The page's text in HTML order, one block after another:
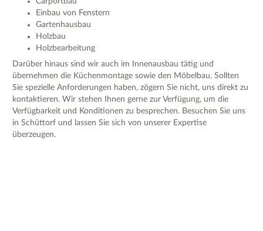
Einbau von Fenstern
Gartenhausbau
Holzbau
Holzbearbeitung
Darüber hinaus sind wir auch im Innenausbau tätig und
übernehmen die Küchenmontage sowie den Möbelbau. Sollten
Sie spezielle Anforderungen haben, zögern Sie nicht, uns direkt zu
kontaktieren. Wir stehen Ihnen gerne zur Verfügung, um die
Verfügbarkeit und Konditionen zu besprechen. Besuchen Sie uns
in Schüttorf und lassen Sie sich von unserer Expertise
überzeugen.